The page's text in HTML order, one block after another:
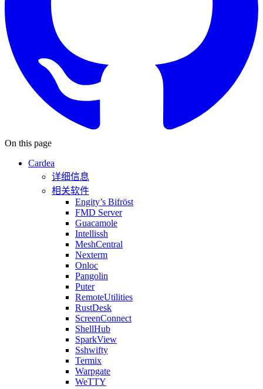
On this page
Cardea
详细信息
相关软件
Engity’s Bifröst
FMD Server
Guacamole
Intellissh
MeshCentral
Nexterm
Onloc
Pangolin
Puter
RemoteUtilities
RustDesk
ScreenConnect
ShellHub
SparkView
Sshwifty
Termix
Warpgate
WeTTY